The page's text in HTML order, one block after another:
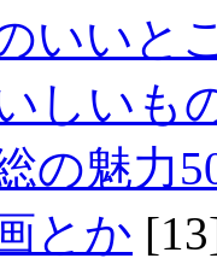
いいとこ
しいも
の魅力
とか